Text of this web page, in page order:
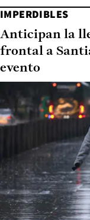
IMPERDIBLES
Anticipan la
frontal a
evento